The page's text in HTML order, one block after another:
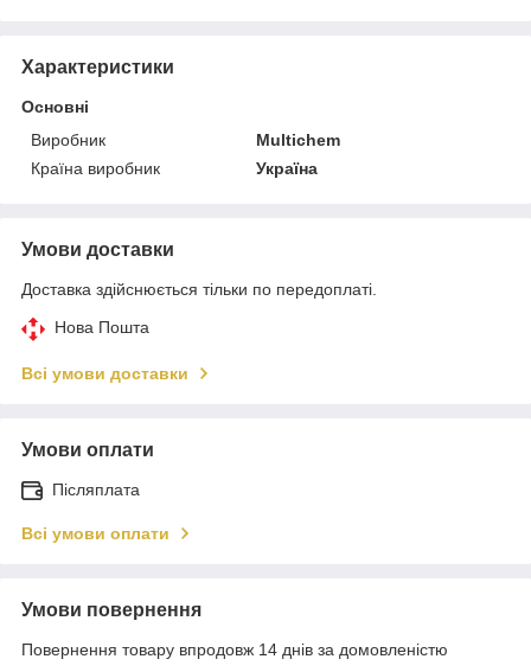
Характеристики
Основні
Виробник
Multichem
Країна виробник
Україна
Умови доставки
Доставка здійснюється тільки по передоплаті.
Нова Пошта
Всі умови доставки
Умови оплати
Післяплата
Всі умови оплати
Умови повернення
Повернення товару впродовж 14 днів за домовленістю